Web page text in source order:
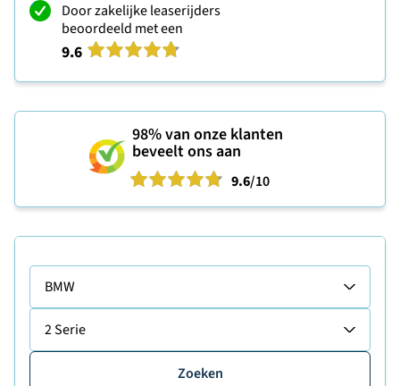
Door zakelijke leaserijders
beoordeeld met een
9.6
98%van onze klanten
beveelt ons aan
9.6/10
BMW
2 Serie
Zoeken